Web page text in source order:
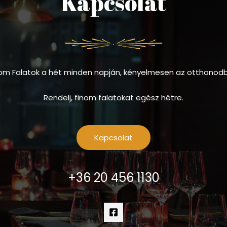
Falatok a hét minden napján, kényelmesen az
Rendelj, finom falatokat egész hétre.
Kapcsolat
+36 20 456 1130